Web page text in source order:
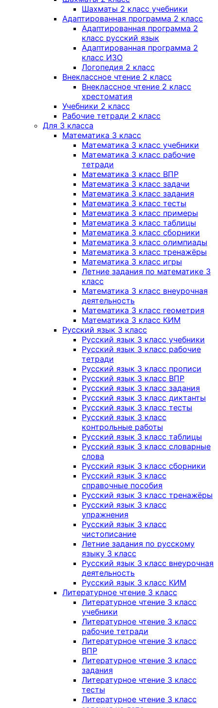
Шахматы 2 класс учебники
Адаптированная программа 2 класс
Адаптированная программа 2
класс русский язык
Адаптированная программа 2
класс ИЗО
Логопедия 2 класс
Внеклассное чтение 2 класс
Внеклассное чтение 2 класс
хрестоматия
Учебники 2 класс
Рабочие тетради 2 класс
Для 3 класса
Математика 3 класс
Математика 3 класс учебники
Математика 3 класс рабочие
тетради
Математика 3 класс ВПР
Математика 3 класс задачи
Математика 3 класс задания
Математика 3 класс тесты
Математика 3 класс примеры
Математика 3 класс таблицы
Математика 3 класс сборники
Математика 3 класс олимпиады
Математика 3 класс тренажёры
Математика 3 класс игры
Летние задания по математике 3
класс
Математика 3 класс внеурочная
деятельность
Математика 3 класс геометрия
Математика 3 класс КИМ
Русский язык 3 класс
Русский язык 3 класс учебники
Русский язык 3 класс рабочие
тетради
Русский язык 3 класс прописи
Русский язык 3 класс ВПР
Русский язык 3 класс задания
Русский язык 3 класс диктанты
Русский язык 3 класс тесты
Русский язык 3 класс
контрольные работы
Русский язык 3 класс таблицы
Русский язык 3 класс словарные
слова
Русский язык 3 класс сборники
Русский язык 3 класс
справочные пособия
Русский язык 3 класс тренажёры
Русский язык 3 класс
упражнения
Русский язык 3 класс
чистописание
Летние задания по русскому
языку 3 класс
Русский язык 3 класс внеурочная
деятельность
Русский язык 3 класс КИМ
Литературное чтение 3 класс
Литературное чтение 3 класс
учебники
Литературное чтение 3 класс
рабочие тетради
Литературное чтение 3 класс
ВПР
Литературное чтение 3 класс
задания
Литературное чтение 3 класс
тесты
Литературное чтение 3 класс